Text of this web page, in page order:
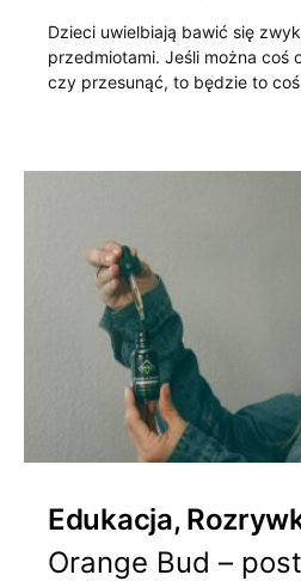
Dzieci uwielbiają bawić się
przedmiotami. Jeśli można coś
czy przesunąć, to będzie to
Edukacja,
Orange Bud –